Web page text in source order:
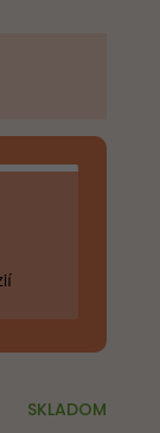
SKLADOM